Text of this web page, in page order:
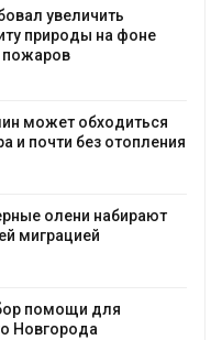
увеличить
природы на фоне
пожаров
может обходиться
и почти без отопления
олени набирают
миграцией
помощи для
Новгорода